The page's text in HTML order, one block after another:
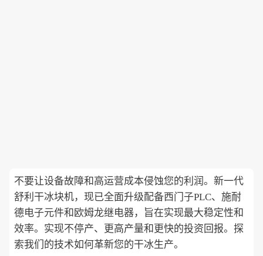
不要让设备故障和高运营成本侵蚀您的利润。新一代
舒利干冰块机，现已全面升级配备西门子PLC、施耐
德电子元件和欧姆龙继电器，旨在实现最大稳定性和
效率。实现不停产、更高产量和更快的投资回报。探
索我们的技术如何革新您的干冰生产。